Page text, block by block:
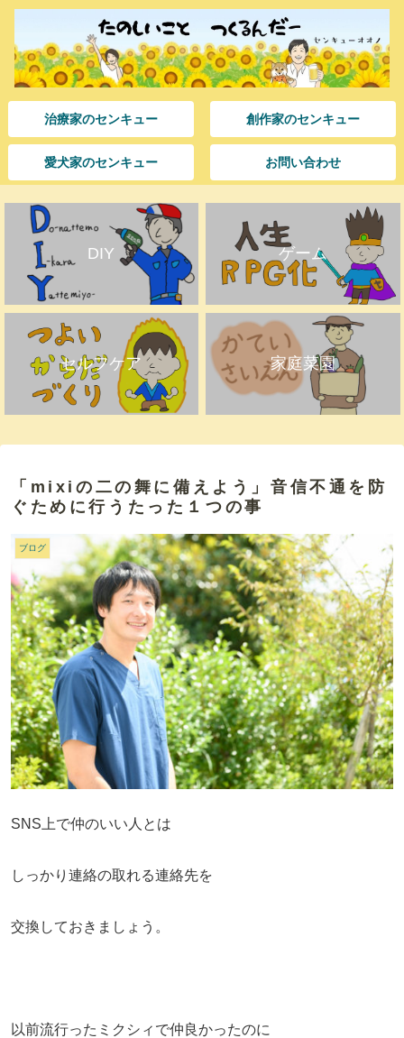
治療家のセンキュー 創作家のセンキュー
愛犬家のセンキュー お問い合わせ
DIY ゲーム
セルフケア 家庭菜園
「mixiの二の舞に備えよう」音信不通を防
ぐために行うたった１つの事
ブログ
SNS上で仲のいい人とは
しっかり連絡の取れる連絡先を
交換しておきましょう。
以前流行ったミクシィで仲良かったのに